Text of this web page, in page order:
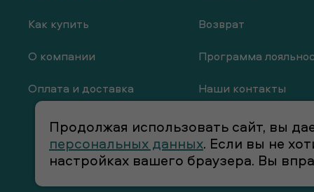
Как купить
О компании
Оплата и доставка
Возврат
Программа
Наши контакты
Продолжая использовать сайт, вы
персональных данных. Если вы не
настройках вашего браузера. Вы